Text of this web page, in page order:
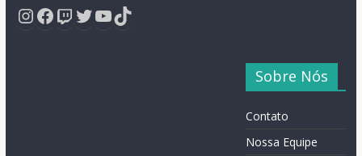
Instagram
Facebook
Twitch
Twitter
YouTube
TikTok
Sobre Nós
Contato
Nossa Equipe